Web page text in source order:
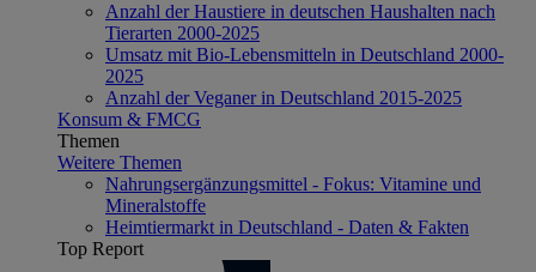
Anzahl der Haustiere in deutschen Haushalten nach
Tierarten 2000-2025
Umsatz mit Bio-Lebensmitteln in Deutschland 2000-
2025
Anzahl der Veganer in Deutschland 2015-2025
Konsum & FMCG
Themen
Weitere Themen
Nahrungsergänzungsmittel - Fokus: Vitamine und
Mineralstoffe
Heimtiermarkt in Deutschland - Daten & Fakten
Top Report